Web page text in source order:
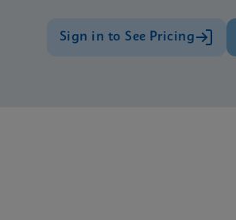
Sign in to See Pricing